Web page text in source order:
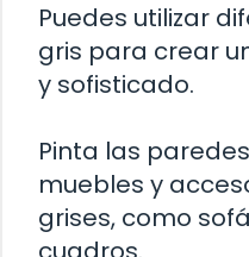
Puedes utilizar
gris para crear
y sofisticado.
Pinta las
muebles y
grises, como